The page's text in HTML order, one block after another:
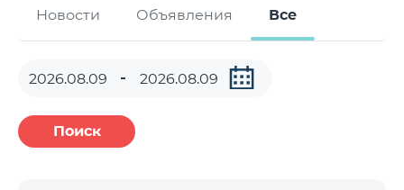
Новости Объявления Все
Поиск